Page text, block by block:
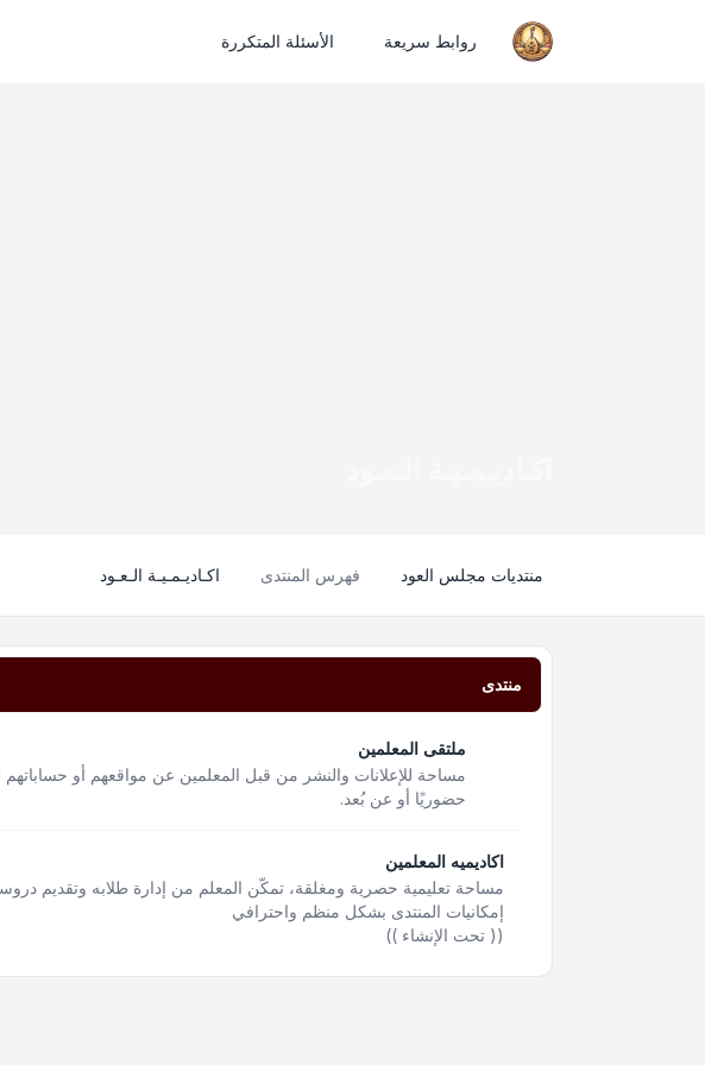
روابط سريعة الأسئلة المتكررة
منتديات مجلس العود فهرس المنتدى اكـاديـمـيـة الـعـود
منتدى
ملتقى المعلمين
مساحة للإعلانات والنشر من قبل المعلمين عن مواقعهم أو حساباتهم
حضوريًا أو عن بُعد.
اكاديميه المعلمين
مساحة تعليمية حصرية ومغلقة، تمكّن المعلم من إدارة طلابه وتقديم
إمكانيات المنتدى بشكل منظم واحترافي
(( تحت الإنشاء ))